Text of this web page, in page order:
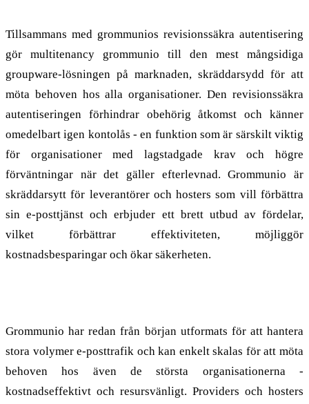
Tillsammans med grommunios revisionssäkra autentisering
gör multitenancy grommunio till den mest mångsidiga
groupware-lösningen på marknaden, skräddarsydd för att
möta behoven hos alla organisationer. Den revisionssäkra
autentiseringen förhindrar obehörig åtkomst och känner
omedelbart igen kontolås - en funktion som är särskilt viktig
för organisationer med lagstadgade krav och högre
förväntningar när det gäller efterlevnad. Grommunio är
skräddarsytt för leverantörer och hosters som vill förbättra
sin e-posttjänst och erbjuder ett brett utbud av fördelar,
vilket förbättrar effektiviteten, möjliggör
kostnadsbesparingar och ökar säkerheten.
Grommunio har redan från början utformats för att hantera
stora volymer e-posttrafik och kan enkelt skalas för att möta
behoven hos även de största organisationerna -
kostnadseffektivt och resursvänligt. Providers och hosters